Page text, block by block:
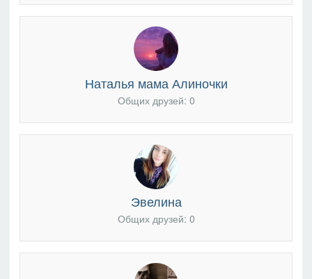
Наталья мама Алиночки
Общих друзей: 0
Эвелина
Общих друзей: 0